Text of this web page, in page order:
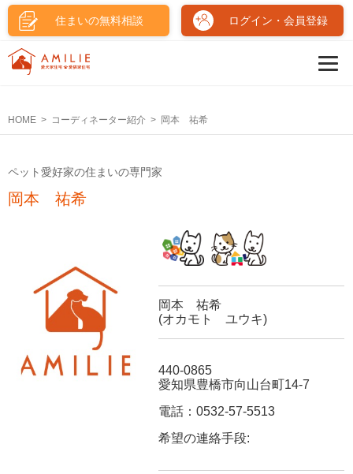
住まいの無料相談 ログイン・会員登録
HOME コーディネーター紹介 岡本 祐希
ペット愛好家の住まいの専門家
岡本 祐希
岡本 祐希
(オカモト ユウキ)
440-0865
愛知県豊橋市向山台町14-7
電話：0532-57-5513
希望の連絡手段: